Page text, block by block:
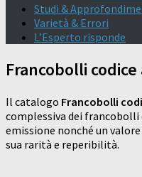
Studi &
Varietà & Errori
L’Esperto risponde
Francobolli codice
Il catalogo Francobolli
complessiva dei francobolli
emissione nonché un
sua rarità e reperibilità.